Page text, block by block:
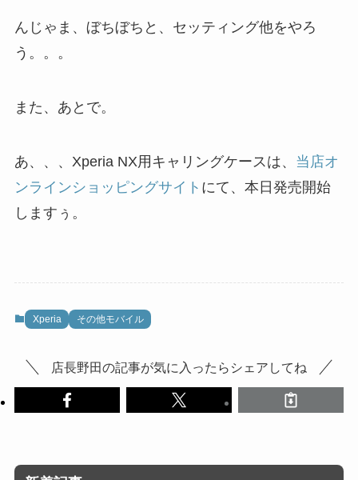
んじゃま、ぼちぼちと、セッティング他をやろ
う。。。
また、あとで。
あ、、、Xperia NX用キャリングケースは、 当店オ
ンラインショッピングサイト にて、本日発売開始
しますぅ。
Xperia その他モバイル
店長野田の記事が気に入ったらシェアしてね